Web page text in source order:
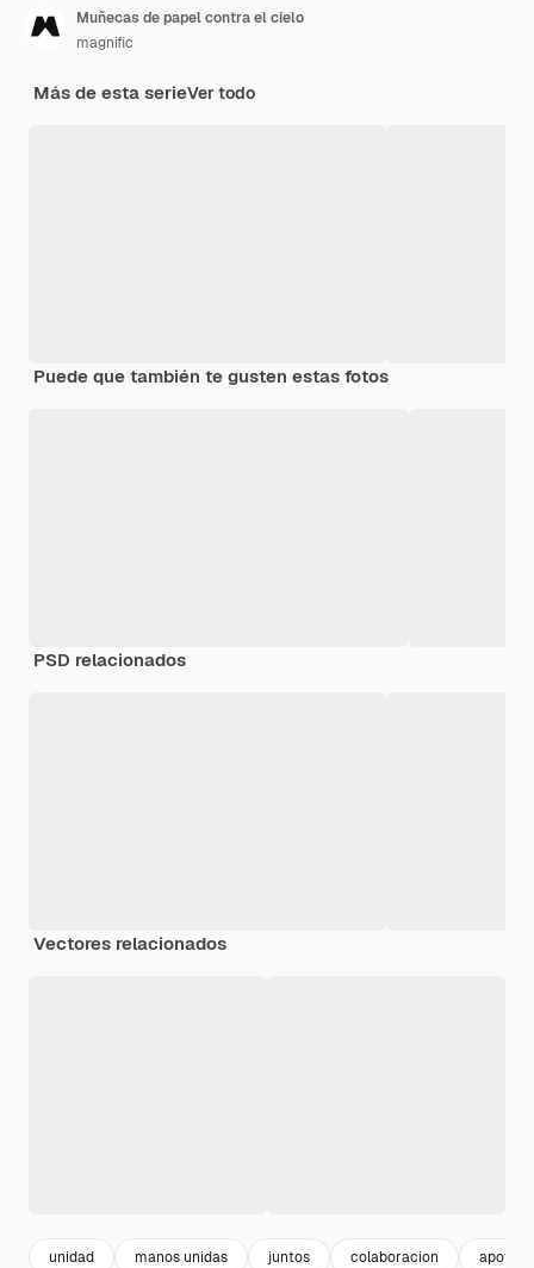
Muñecas de papel contra el cielo
magnific
Más de esta serieVer todo
Puede que también te gusten estas fotos
PSD relacionados
Vectores relacionados
unidad manos unidas juntos colaboracion apoyo